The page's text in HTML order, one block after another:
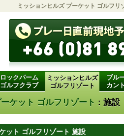
ミッションヒルズ プーケット ゴルフ
ロックパーム
ゴルフクラブ
ミッションヒルズ
ゴルフリゾート
ブル
カン
ケット ゴルフリゾート : 施設
ット ゴルフリゾート 施設